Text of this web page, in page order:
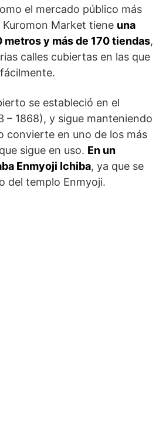
el mercado público más
Kuromon Market tiene una
y más de 170 tiendas,
calles cubiertas en las que
se estableció en el
– 1868), y sigue manteniendo
convierte en uno de los más
sigue en uso. En un
Enmyoji Ichiba, ya que se
del templo Enmyoji.